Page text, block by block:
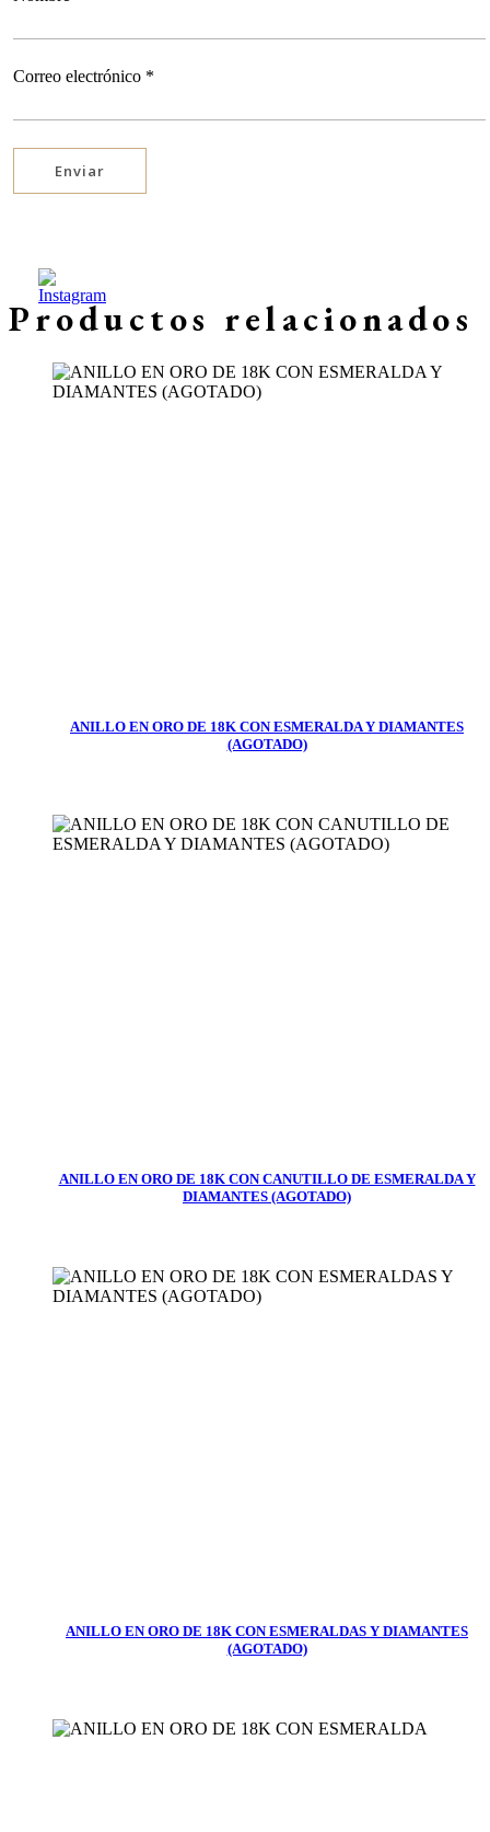
Correo electrónico *
Productos relacionados
ANILLO EN ORO DE 18K CON ESMERALDA Y DIAMANTES
(AGOTADO)
ANILLO EN ORO DE 18K CON CANUTILLO DE ESMERALDA Y
DIAMANTES (AGOTADO)
ANILLO EN ORO DE 18K CON ESMERALDAS Y DIAMANTES
(AGOTADO)